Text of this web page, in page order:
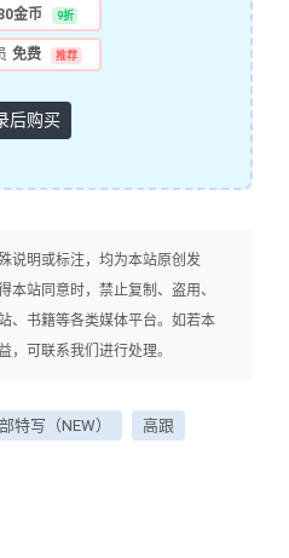
金币 9折
免费 推荐
后购买
说明或标注，均为本站原创发
本站同意时，禁止复制、盗用、
、书籍等各类媒体平台。如若本
，可联系我们进行处理。
特写（NEW） 高跟